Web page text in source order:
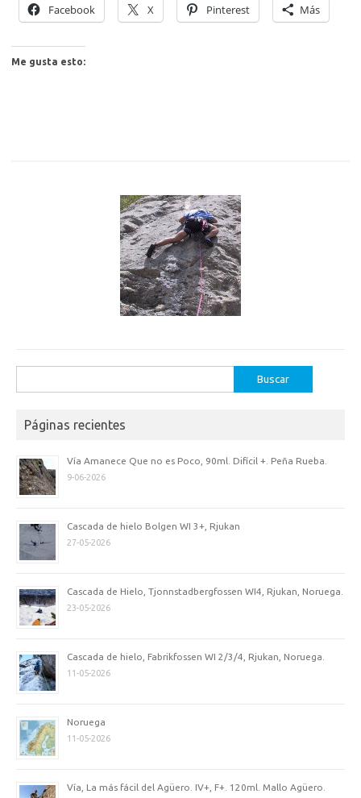
Facebook X Pinterest Más
Me gusta esto:
Páginas recientes
Vía Amanece Que no es Poco, 90ml. Difícil +. Peña Rueba.
9-06-2026
Cascada de hielo Bolgen WI 3+, Rjukan
27-05-2026
Cascada de Hielo, Tjonnstadbergfossen WI4, Rjukan, Noruega.
23-05-2026
Cascada de hielo, Fabrikfossen WI 2/3/4, Rjukan, Noruega.
11-05-2026
Noruega
11-05-2026
Vía, La más fácil del Agüero. IV+, F+. 120ml. Mallo Agüero.